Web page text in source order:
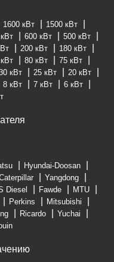
1600 кВт
1500 кВт
600 кВт
500 кВт
200 кВт
180 кВт
80 кВт
75 кВт
кВт 25 кВт
20 кВт
8 кВт 7 кВт
6 кВт
Hyundai-Doosan
Yangdong
Diesel Fawde
MTU
Perkins
Mitsubishi
Ricardo
Yuchai